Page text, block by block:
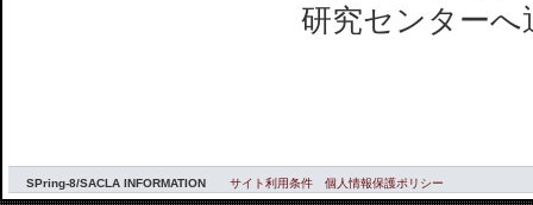
研究センター
SPring-8/SACLA INFORMATION サイト利用条件 個人情報保護ポリシー